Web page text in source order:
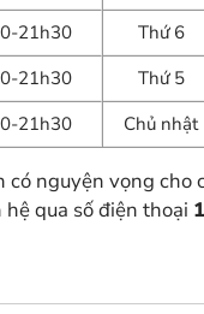
21h30 Thứ 6
21h30 Thứ 5
21h30 Chủ nhật
nguyện vọng cho
qua số điện thoại